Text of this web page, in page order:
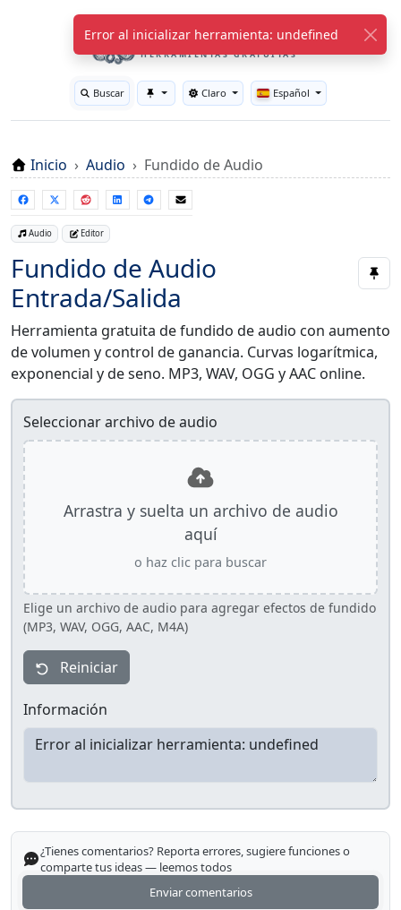
WuTools.com
HERRAMIENTAS GRATUITAS
Buscar Toggle theme
Claro Español
Inicio Audio Fundido de Audio
Audio Editor
Fundido de Audio
Entrada/Salida
Herramienta gratuita de fundido de audio con aumento
de volumen y control de ganancia. Curvas logarítmica,
exponencial y de seno. MP3, WAV, OGG y AAC online.
Seleccionar archivo de audio
Arrastra y suelta un archivo de audio
aquí
o haz clic para buscar
Elige un archivo de audio para agregar efectos de fundido
(MP3, WAV, OGG, AAC, M4A)
Reiniciar
Información
¿Tienes comentarios? Reporta errores, sugiere funciones o
comparte tus ideas — leemos todos
Enviar comentarios
Error al inicializar herramienta: undefined